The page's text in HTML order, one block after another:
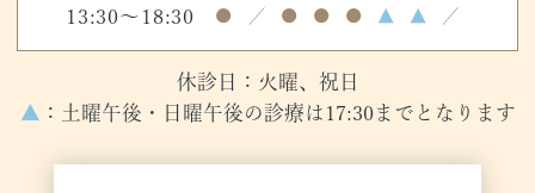
13:30～18:30 ● ／ ● ● ● ▲ ▲ ／
休診日：火曜、祝日
▲ ：土曜午後・日曜午後の診療は17:30までとなります